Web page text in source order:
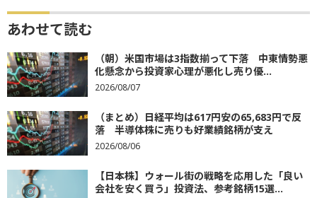
あわせて読む
（朝）米国市場は3指数揃って下落 中東情勢悪
化懸念から投資家心理が悪化し売り優...
2026/08/07
（まとめ）日経平均は617円安の65,683円で反
落 半導体株に売りも好業績銘柄が支え
2026/08/06
【日本株】ウォール街の戦略を応用した「良い
会社を安く買う」投資法、参考銘柄15選...